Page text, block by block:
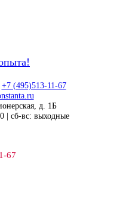
+7 (495)513-11-67
д. 1Б
| сб-вс: выходные
67